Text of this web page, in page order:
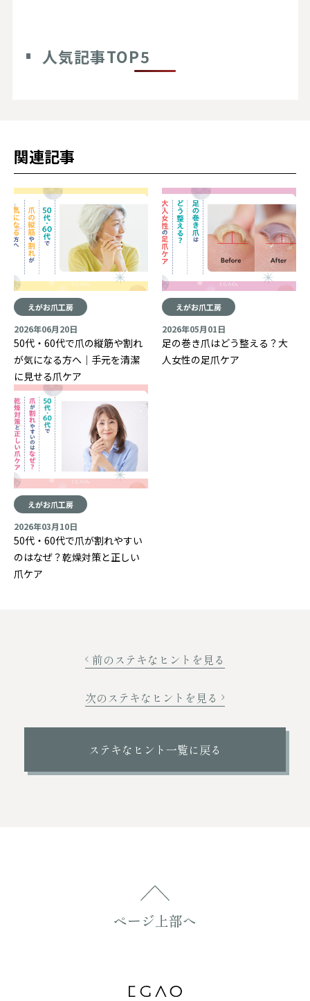
人気記事TOP5
関連記事
えがお爪工房
2026年06月20日
50代・60代で爪の縦筋や割れ
が気になる方へ｜手元を清潔
に見せる爪ケア
えがお爪工房
2026年05月01日
足の巻き爪はどう整える？大
人女性の足爪ケア
えがお爪工房
2026年03月10日
50代・60代で爪が割れやすい
のはなぜ？乾燥対策と正しい
爪ケア
前のステキなヒントを見る
次のステキなヒントを見る
ステキなヒント一覧に戻る
ページ上部へ